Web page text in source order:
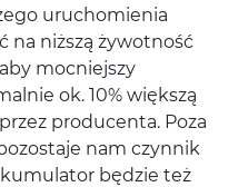
uruchomienia
na niższą żywotność
mocniejszy
ok. 10% większą
producenta. Poza
nam czynnik
będzie też